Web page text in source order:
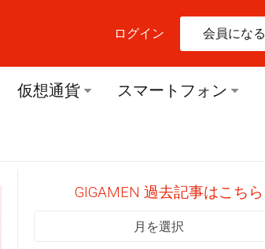
ログイン 会員になる
仮想通貨 スマートフォン
GIGAMEN 過去記事はこちら
GIGAMEN 過去記事はこちら
月を選択